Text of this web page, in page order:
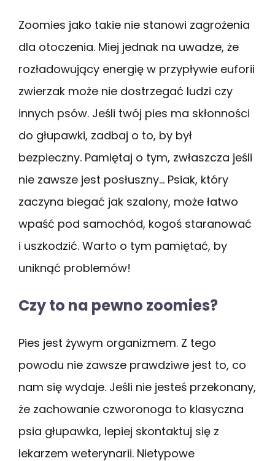
Zoomies jako takie nie stanowi zagrożenia
dla otoczenia. Miej jednak na uwadze, że
rozładowujący energię w przypływie euforii
zwierzak może nie dostrzegać ludzi czy
innych psów. Jeśli twój pies ma skłonności
do głupawki, zadbaj o to, by był
bezpieczny. Pamiętaj o tym, zwłaszcza jeśli
nie zawsze jest posłuszny… Psiak, który
zaczyna biegać jak szalony, może łatwo
wpaść pod samochód, kogoś staranować
i uszkodzić. Warto o tym pamiętać, by
uniknąć problemów!
Czy to na pewno zoomies?
Pies jest żywym organizmem. Z tego
powodu nie zawsze prawdziwe jest to, co
nam się wydaje. Jeśli nie jesteś przekonany,
że zachowanie czworonoga to klasyczna
psia głupawka, lepiej skontaktuj się z
lekarzem weterynarii. Nietypowe